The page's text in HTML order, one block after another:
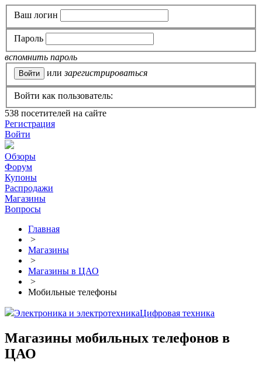
Ваш логин
Пароль
вспомнить пароль
или зарегистрироваться
Войти как пользователь:
538 посетителей на сайте
Регистрация
Войти
Обзоры
Форум
Купоны
Распродажи
Магазины
Вопросы
Главная
>
Магазины
>
Магазины в ЦАО
>
Мобильные телефоны
Электроника и электротехникаЦифровая техника
Магазины мобильных телефонов в
ЦАО